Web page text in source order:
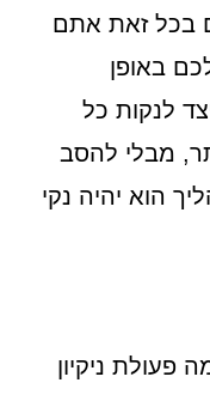
בכל זאת אתם
באופן
לנקות כל
מבלי להסב
הוא יהיה נקי
פעולת ניקיון